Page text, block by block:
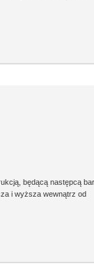
będącą następcą
i wyższa wewnątrz od